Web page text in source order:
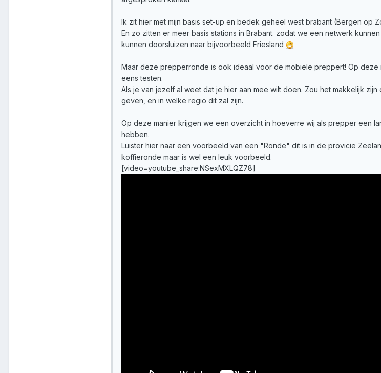
Ik zit hier met mijn basis set-up en bedek geheel west brabant (Bergen op
En zo zitten er meer basis stations in Brabant. zodat we een netwerk
kunnen doorsluizen naar bijvoorbeeld Friesland
Maar deze prepperronde is ook ideaal voor de mobiele preppert! Op deze
eens testen.
Als je van jezelf al weet dat je hier aan mee wilt doen. Zou het makkelijk zijn
geven, en in welke regio dit zal zijn.
Op deze manier krijgen we een overzicht in hoeverre wij als prepper een
hebben.
Luister hier naar een voorbeeld van een "Ronde" dit is in de provicie
koffieronde maar is wel een leuk voorbeeld.
[video=youtube_share:NSexMXLQZ78]